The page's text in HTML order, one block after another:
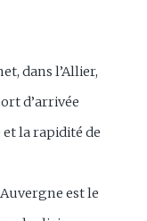
dans l’Allier,
d’arrivée
la rapidité de
est le